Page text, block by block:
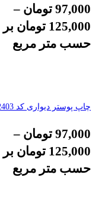
97,000 تومان –
125,000 تومان بر
حسب متر مربع
چاپ پوستر دیواری کد 2403
97,000 تومان –
125,000 تومان بر
حسب متر مربع